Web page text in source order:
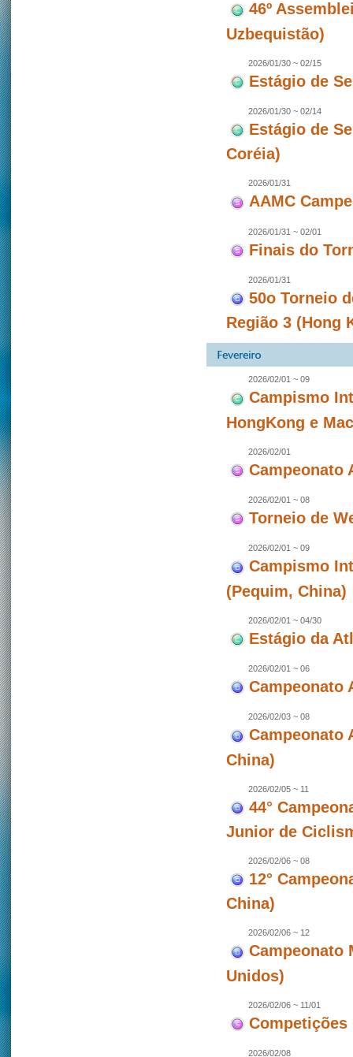
46º
Uzbequistão)
2026/01/30 ~ 02/15
Estágio de
2026/01/30 ~ 02/14
Estágio de
Coréia)
2026/01/31
AAMC
2026/01/31 ~ 02/01
Finais do
2026/01/31
50o Torneio
Região 3 (Hong
2026/02/01 ~ 09
Campismo
HongKong e
2026/02/01
Campeonato
2026/02/01 ~ 08
Torneio de
2026/02/01 ~ 09
Campismo
(Pequim, China)
2026/02/01 ~ 04/30
Estágio da
2026/02/01 ~ 06
Campeonato
2026/02/03 ~ 08
Campeonato
China)
2026/02/05 ~ 11
44°
Junior de
2026/02/06 ~ 08
12°
China)
2026/02/06 ~ 12
Campeonato
Unidos)
2026/02/06 ~ 11/01
Competições
2026/02/08